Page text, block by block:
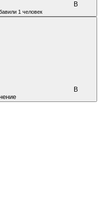
В
1 человек
В